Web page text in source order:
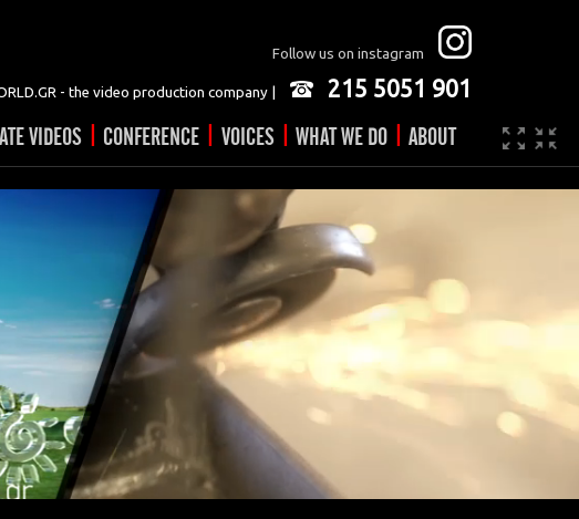
Follow us on instagram
- the video production company | 215 5051 901
VIDEOS | CONFERENCE | VOICES | WHAT WE DO | ABOUT
Company
Contact